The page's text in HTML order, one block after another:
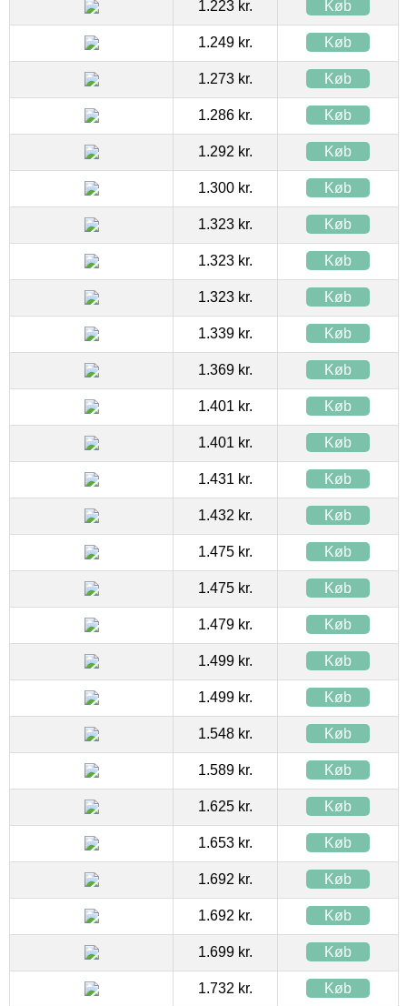
1.223 kr. Køb
1.249 kr. Køb
1.273 kr. Køb
1.286 kr. Køb
1.292 kr. Køb
1.300 kr. Køb
1.323 kr. Køb
1.323 kr. Køb
1.323 kr. Køb
1.339 kr. Køb
1.369 kr. Køb
1.401 kr. Køb
1.401 kr. Køb
1.431 kr. Køb
1.432 kr. Køb
1.475 kr. Køb
1.475 kr. Køb
1.479 kr. Køb
1.499 kr. Køb
1.499 kr. Køb
1.548 kr. Køb
1.589 kr. Køb
1.625 kr. Køb
1.653 kr. Køb
1.692 kr. Køb
1.692 kr. Køb
1.699 kr. Køb
1.732 kr. Køb